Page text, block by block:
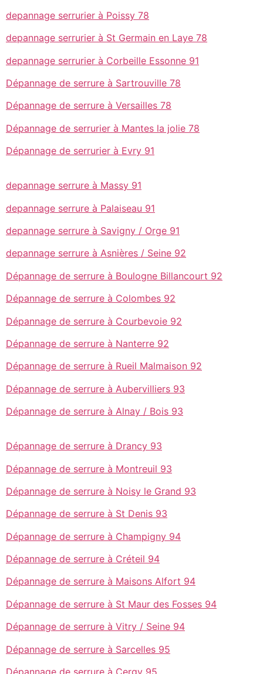
depannage serrurier à Poissy 78
depannage serrurier à St Germain en Laye 78
depannage serrurier à Corbeille Essonne 91
Dépannage de serrure à Sartrouville 78
Dépannage de serrure à Versailles 78
Dépannage de serrurier à Mantes la jolie 78
Dépannage de serrurier à Evry 91
depannage serrure à Massy 91
depannage serrure à Palaiseau 91
depannage serrure à Savigny / Orge 91
depannage serrure à Asnières / Seine 92
Dépannage de serrure à Boulogne Billancourt 92
Dépannage de serrure à Colombes 92
Dépannage de serrure à Courbevoie 92
Dépannage de serrure à Nanterre 92
Dépannage de serrure à Rueil Malmaison 92
Dépannage de serrure à Aubervilliers 93
Dépannage de serrure à Alnay / Bois 93
Dépannage de serrure à Drancy 93
Dépannage de serrure à Montreuil 93
Dépannage de serrure à Noisy le Grand 93
Dépannage de serrure à St Denis 93
Dépannage de serrure à Champigny 94
Dépannage de serrure à Créteil 94
Dépannage de serrure à Maisons Alfort 94
Dépannage de serrure à St Maur des Fosses 94
Dépannage de serrure à Vitry / Seine 94
Dépannage de serrure à Sarcelles 95